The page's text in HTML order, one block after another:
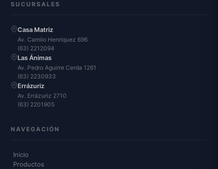
SUCURSALES
Casa Matriz
Av. Camilo Henríquez 696
(63) 2212094
Las Ánimas
Av. Pedro Aguirre Cerda 1261
(63) 2230933
Errázuriz
Av. Errázuriz 2710
(63) 2201905
NAVEGACIÓN
Inicio
Productos